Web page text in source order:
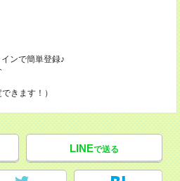
ンで簡単登録♪
きます！）
LINEで送る